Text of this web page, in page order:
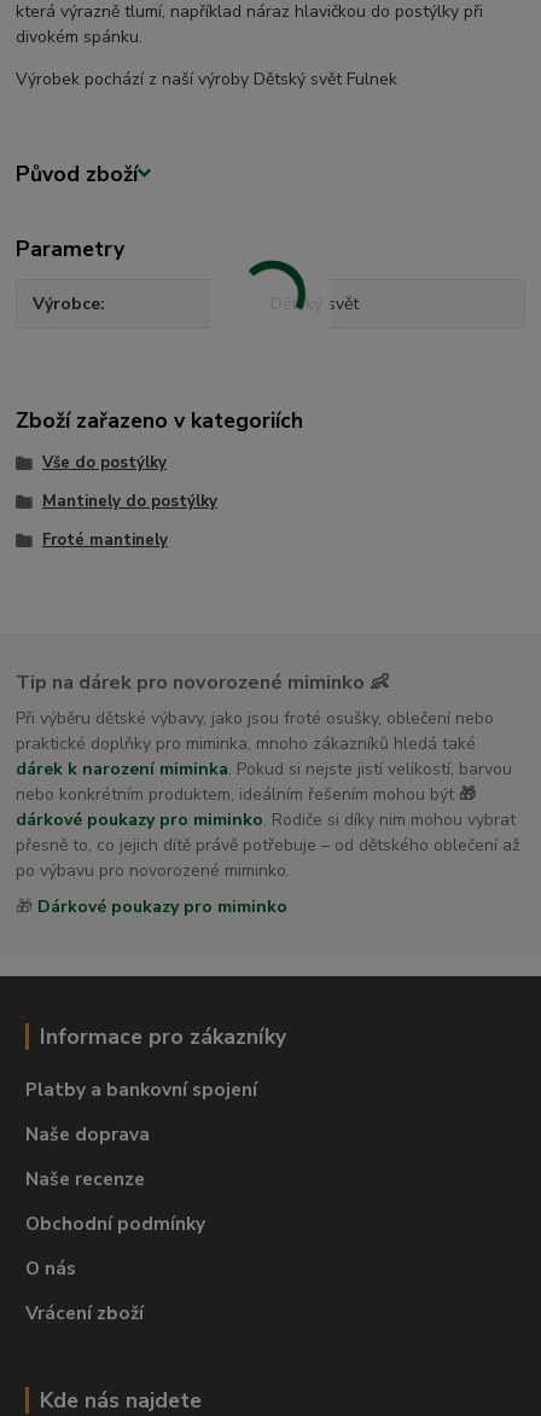
která výrazně tlumí, například náraz hlavičkou do postýlky při
divokém spánku.
Výrobek pochází z naší výroby Dětský svět Fulnek
Původ zboží
Parametry
Výrobce Dětský svět
Zboží zařazeno v kategoriích
Vše do postýlky
Mantinely do postýlky
Froté mantinely
Tip na dárek pro novorozené miminko 👶
Při výběru dětské výbavy, jako jsou froté osušky, oblečení nebo
praktické doplňky pro miminka, mnoho zákazníků hledá také
dárek k narození miminka. Pokud si nejste jistí velikostí, barvou
nebo konkrétním produktem, ideálním řešením mohou být 🎁
dárkové poukazy pro miminko. Rodiče si díky nim mohou vybrat
přesně to, co jejich dítě právě potřebuje – od dětského oblečení až
po výbavu pro novorozené miminko.
🎁 Dárkové poukazy pro miminko
Informace pro zákazníky
Platby a bankovní spojení
Naše doprava
Naše recenze
Obchodní podmínky
O nás
Vrácení zboží
Kde nás najdete